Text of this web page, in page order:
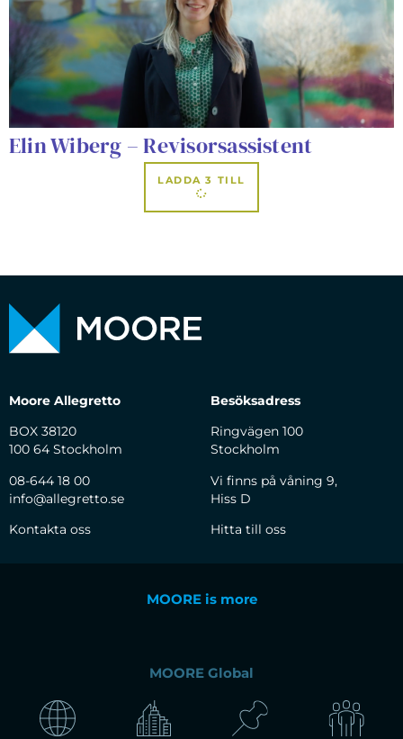
Elin Wiberg – Revisorsassistent
LADDA 3 TILL
Moore Allegretto
BOX 38120
100 64 Stockholm
08-644 18 00
info@allegretto.se
Kontakta oss
Besöksadress
Ringvägen 100
Stockholm
Vi finns på våning 9,
Hiss D
Hitta till oss
MOORE is more
MOORE Global